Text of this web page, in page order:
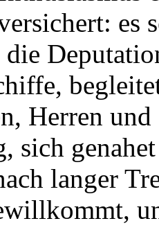
es
die
Herren
sich
langer